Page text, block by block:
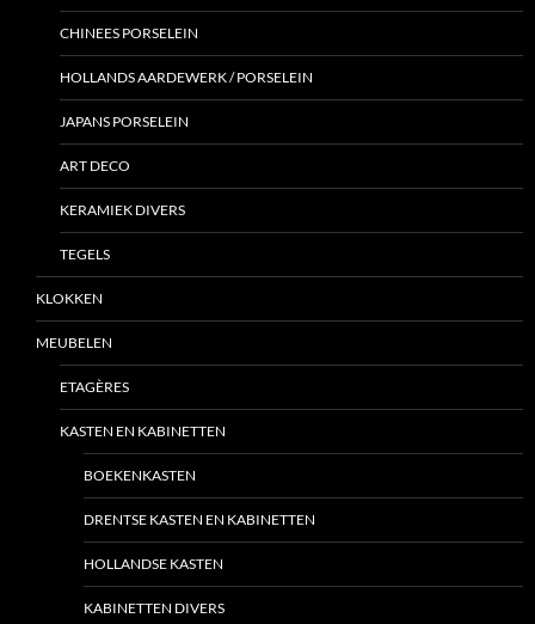
CHINEES PORSELEIN
HOLLANDS AARDEWERK / PORSELEIN
JAPANS PORSELEIN
ART DECO
KERAMIEK DIVERS
TEGELS
KLOKKEN
MEUBELEN
ETAGÈRES
KASTEN EN KABINETTEN
BOEKENKASTEN
DRENTSE KASTEN EN KABINETTEN
HOLLANDSE KASTEN
KABINETTEN DIVERS